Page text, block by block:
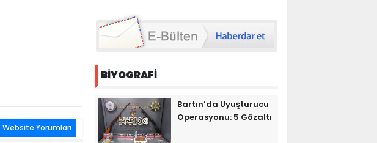
Website Yorumları
BİYOGRAFİ
Bartın’da Uyuşturucu
Operasyonu: 5 Gözaltı